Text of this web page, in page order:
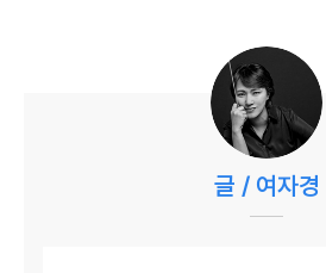
글 / 여자경